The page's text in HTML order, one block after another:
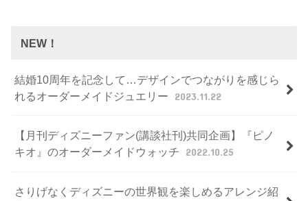
NEW！
結婚10周年を記念して…デザインでつながりを感じら
れるオーダーメイドジュエリー
2023.11.22
【月刊ディズニーファン(講談社刊)共同企画】『ピノ
キオ』のオーダーメイドウォッチ
2022.10.25
さりげなくディズニーの世界観を楽しめるアレンジ紹